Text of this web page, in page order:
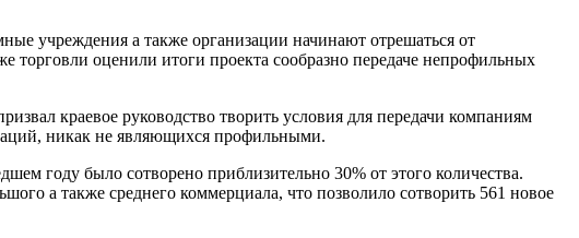
учреждения а также организации начинают отрешаться от
оценили итоги проекта сообразно передаче непрофильных
краевое руководство творить условия для передачи компаниям
никак не являющихся профильными.
году было сотворено приблизительно 30% от этого количества.
а также среднего коммерциала, что позволило сотворить 561 новое